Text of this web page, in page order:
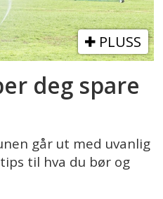
PLUSS
deg spare
går ut med uvanlig
til hva du bør og